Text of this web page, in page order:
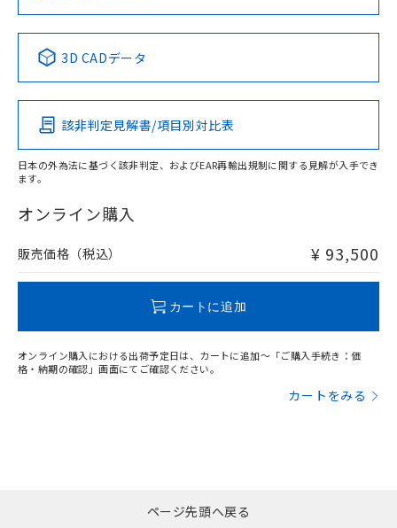
Pb Hg Cd Cr(VI)
O
在庫等で未対応品が混在する可能性があります。
問い合わせください。
No No No No
この製品の規格認証/適合状況ページへ
その他の認証はこちらのページからご検索ください
3D CADデータ
該非判定見解書/項目別対比表
日本の外為法に基づく該非判定、およびEAR再輸出規制に関する見解が入手でき
ます。
オンライン購入
販売価格（税込） ¥ 93,500
カートに追加
オンライン購入における出荷予定日は、カートに追加～「ご購入手続き：価
格・納期の確認」画面にてご確認ください。
カートをみる
ページ先頭へ戻る